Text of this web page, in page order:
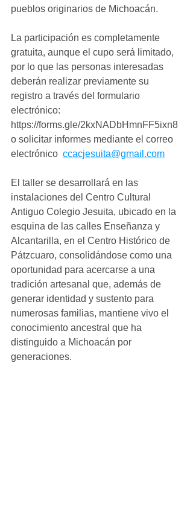
pueblos originarios de Michoacán.
La participación es completamente
gratuita, aunque el cupo será limitado,
por lo que las personas interesadas
deberán realizar previamente su
registro a través del formulario
electrónico:
https://forms.gle/2kxNADbHmnFF5ixn8
o solicitar informes mediante el correo
electrónico ccacjesuita@gmail.com
El taller se desarrollará en las
instalaciones del Centro Cultural
Antiguo Colegio Jesuita, ubicado en la
esquina de las calles Enseñanza y
Alcantarilla, en el Centro Histórico de
Pátzcuaro, consolidándose como una
oportunidad para acercarse a una
tradición artesanal que, además de
generar identidad y sustento para
numerosas familias, mantiene vivo el
conocimiento ancestral que ha
distinguido a Michoacán por
generaciones.